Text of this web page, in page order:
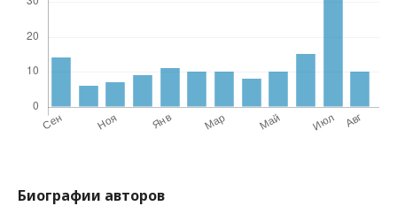
Биографии авторов